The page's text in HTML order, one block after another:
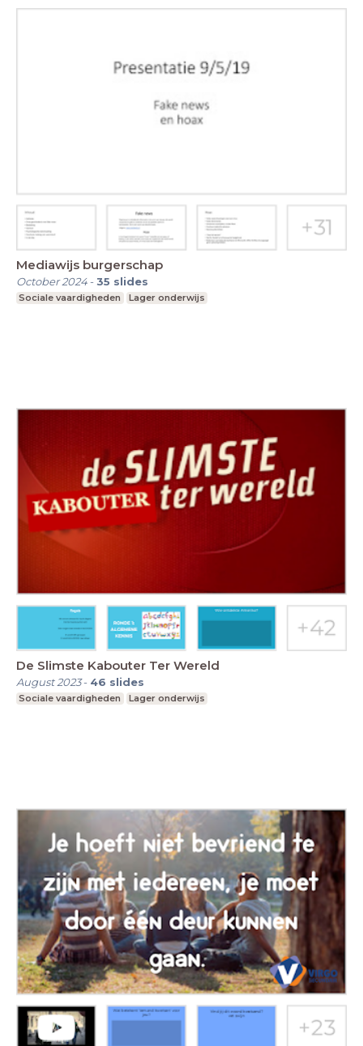
Mediawijs burgerschap
October 2024-35 slides
Sociale vaardigheden Lager onderwijs
De Slimste Kabouter Ter Wereld
August 2023- 46 slides
Sociale vaardigheden Lager onderwijs